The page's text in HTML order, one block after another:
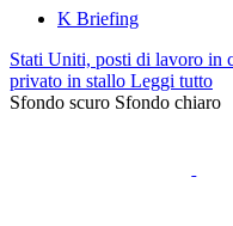
K Briefing
Stati Uniti, posti di lavoro in
privato in stallo Leggi tutto
Sfondo scuro Sfondo chiaro